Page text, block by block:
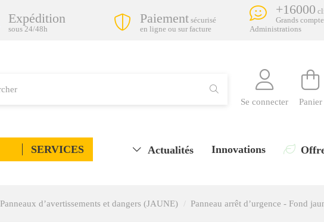
Expédition
sous 24/48h
Paiement sécurisé
en ligne ou sur facture
+16000
Grands
Administrations
Se connecter Panier
SERVICES Innovations
Actualités
Panneaux d’avertissements et dangers (JAUNE) Panneau arrêt d’urgence - Fond